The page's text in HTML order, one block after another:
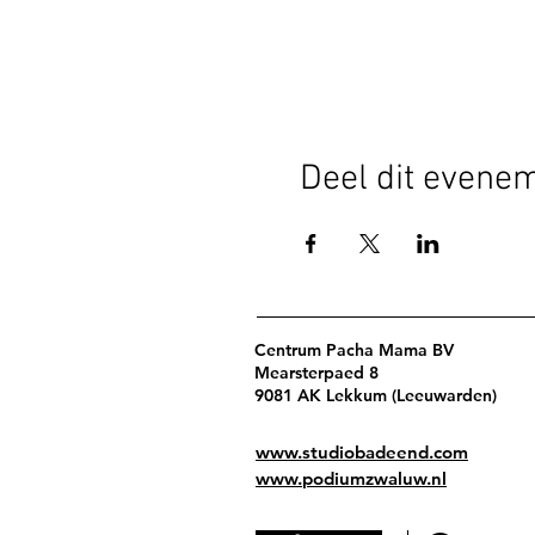
Deel dit
Centrum Pacha Mama BV
Mearsterpaed 8
9081 AK Lekkum (Leeuwarden)
www.studiobadeend.com
www.podiumzwaluw.nl